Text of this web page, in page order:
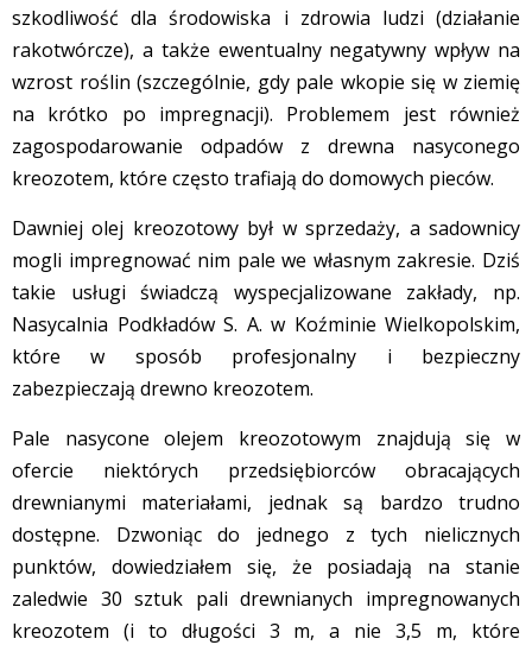
szkodliwość dla środowiska i zdrowia ludzi (działanie
rakotwórcze), a także ewentualny negatywny wpływ na
wzrost roślin (szczególnie, gdy pale wkopie się w ziemię
na krótko po impregnacji). Problemem jest również
zagospodarowanie odpadów z drewna nasyconego
kreozotem, które często trafiają do domowych pieców.
Dawniej olej kreozotowy był w sprzedaży, a sadownicy
mogli impregnować nim pale we własnym zakresie. Dziś
takie usługi świadczą wyspecjalizowane zakłady, np.
Nasycalnia Podkładów S. A. w Koźminie Wielkopolskim,
które w sposób profesjonalny i bezpieczny
zabezpieczają drewno kreozotem.
Pale nasycone olejem kreozotowym znajdują się w
ofercie niektórych przedsiębiorców obracających
drewnianymi materiałami, jednak są bardzo trudno
dostępne. Dzwoniąc do jednego z tych nielicznych
punktów, dowiedziałem się, że posiadają na stanie
zaledwie 30 sztuk pali drewnianych impregnowanych
kreozotem (i to długości 3 m, a nie 3,5 m, które